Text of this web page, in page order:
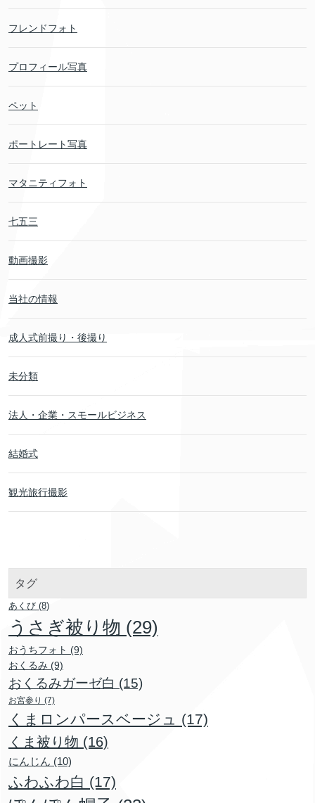
フレンドフォト
プロフィール写真
ペット
ポートレート写真
マタニティフォト
七五三
動画撮影
当社の情報
成人式前撮り・後撮り
未分類
法人・企業・スモールビジネス
結婚式
観光旅行撮影
タグ
あくび (8)
うさぎ被り物 (29)
おうちフォト (9)
おくるみ (9)
おくるみガーゼ白 (15)
お宮参り (7)
くまロンパースベージュ (17)
くま被り物 (16)
にんじん (10)
ふわふわ白 (17)